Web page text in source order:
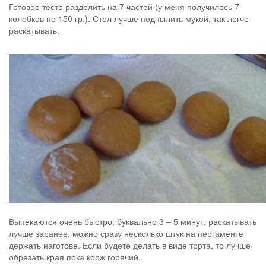
Готовое тесто разделить на 7 частей (у меня получилось 7
колобков по 150 гр.). Стол лучше подпылить мукой, так легче
раскатывать.
Выпекаются очень быстро, буквально 3 – 5 минут, раскатывать
лучше заранее, можно сразу несколько штук на пергаменте
держать наготове. Если будете делать в виде торта, то лучше
обрезать края пока корж горячий.